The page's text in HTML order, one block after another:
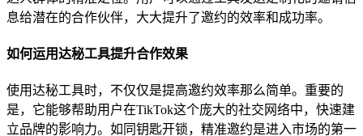
息给潜在的合作伙伴，大大提升了邀约的效率和成功率。
如何运用达秘工具提升合作效果
使用达秘工具时，不仅仅是提高邀约效率那么简单。重要的
是，它能够帮助用户在TikTok这个庞大的社交网络中，快速建
立品牌的影响力。如同钥匙开锁，精准邀约是进入市场的第一